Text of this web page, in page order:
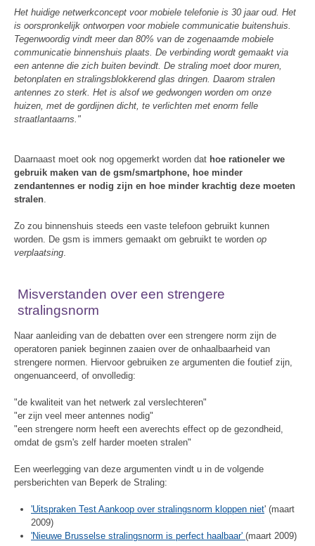
Het huidige netwerkconcept voor mobiele telefonie is 30 jaar oud. Het
is oorspronkelijk ontworpen voor mobiele communicatie buitenshuis.
Tegenwoordig vindt meer dan 80% van de zogenaamde mobiele
communicatie binnenshuis plaats. De verbinding wordt gemaakt via
een antenne die zich buiten bevindt. De straling moet door muren,
betonplaten en stralingsblokkerend glas dringen. Daarom stralen
antennes zo sterk. Het is alsof we gedwongen worden om onze
huizen, met de gordijnen dicht, te verlichten met enorm felle
straatlantaarns."
Daarnaast moet ook nog opgemerkt worden dat hoe rationeler we
gebruik maken van de gsm/smartphone, hoe minder
zendantennes er nodig zijn en hoe minder krachtig deze moeten
stralen
Zo zou binnenshuis steeds een vaste telefoon gebruikt kunnen
worden. De gsm is immers gemaakt om gebruikt te worden op
verplaatsing.
Misverstanden over een strengere
stralingsnorm
Naar aanleiding van de debatten over een strengere norm zijn de
operatoren paniek beginnen zaaien over de onhaalbaarheid van
strengere normen. Hiervoor gebruiken ze argumenten die foutief zijn,
ongenuanceerd, of onvolledig:
"de kwaliteit van het netwerk zal verslechteren"
"er zijn veel meer antennes nodig"
"een strengere norm heeft een averechts effect op de gezondheid,
omdat de gsm's zelf harder moeten stralen"
Een weerlegging van deze argumenten vindt u in de volgende
persberichten van Beperk de Straling:
'Uitspraken Test Aankoop over stralingsnorm kloppen niet' (maart
2009)
'Nieuwe Brusselse stralingsnorm is perfect haalbaar' (maart 2009)